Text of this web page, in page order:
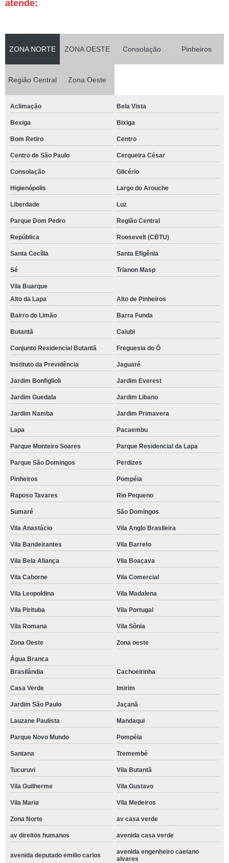
atende:
ZONA NORTE ZONA OESTE Consolação Pinheiros
Região Central Zona Oeste
Aclimação Bela Vista
Bexiga Bixiga
Bom Retiro Centro
Centro de São Paulo Cerqueira César
Consolação Glicério
Higienópolis Largo do Arouche
Liberdade Luz
Parque Dom Pedro Região Central
República Roosevelt (CBTU)
Santa Cecília Santa Efigênia
Sé Trianon Masp
Vila Buarque
Alto da Lapa
Alto de Pinheiros
Bairro do Limão Barra Funda
Butantã Caiubi
Conjunto Residencial Butantã Freguesia do Ó
Instituto da Previdência Jaguaré
Jardim Bonfiglioli Jardim Everest
Jardim Guedala Jardim Libano
Jardim Namba Jardim Primavera
Lapa Pacaembu
Parque Monteiro Soares Parque Residencial da Lapa
Parque São Domingos Perdizes
Pinheiros Pompéia
Raposo Tavares Rio Pequeno
Sumaré São Domingos
Vila Anastácio Vila Anglo Brasileira
Vila Bandeirantes Vila Barreto
Vila Bela Aliança Vila Boaçava
Vila Caborne Vila Comercial
Vila Leopoldina Vila Madalena
Vila Pirituba Vila Portugal
Vila Romana Vila Sônia
Zona Oeste Zona oeste
Água Branca
Brasilândia
Cachoeirinha
Casa Verde Imirim
Jardim São Paulo Jaçanã
Lauzane Paulista Mandaqui
Parque Novo Mundo Pompéia
Santana Tremembé
Tucuruvi Vila Butantã
Vila Guilherme Vila Gustavo
Vila Maria Vila Medeiros
Zona Norte av casa verde
av direitos humanos avenida casa verde
avenida deputado emilio carlos
avenida engenheiro caetano
alvares